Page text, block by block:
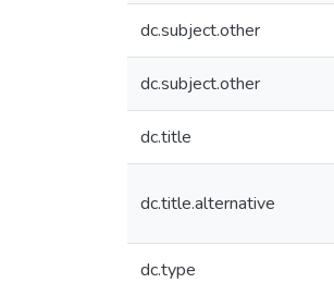
dc.subject.other
dc.subject.other
dc.title
dc.title.alternative
dc.type